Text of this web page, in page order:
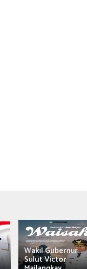
Wakil Gubernur
Sulut Victor